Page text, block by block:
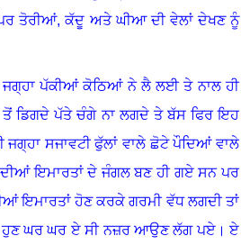
ਤੋਰੀਆਂ,ਕੱਦੂ ਅਤੇ ਘੀਆ ਦੀ ਵੇਲਾਂ ਦੇਖਣ ਨੂੰ
ਪੱਕੀਆਂ ਕੋਠਿਆਂ ਨੇ ਲੈ ਲਈ ਤੇ ਨਾਲ ਹੀ
ਡਿਗਦੇ ਪੱਤੇ ਚੰਗੇ ਨਾ ਲਗਦੇ ਤੇ ਬੱਸ ਫਿਰ ਇਹ
ਜਗ੍ਹਾ ਸਜਾਵਟੀ ਫੁੱਲਾਂ ਵਾਲੇ ਛੋਟੇ ਪੌਦਿਆਂ ਵਾਲੇ
ਦੀਆਂ ਇਮਾਰਤਾਂ ਦੇ ਜੰਗਲ ਬਣ ਹੀ ਗਏ ਸਨ ਪਰ
ਇਮਾਰਤਾਂ ਹੋਣ ਕਰਕੇ ਗਰਮੀ ਵੱਧ ਲਗਦੀ ਤਾਂ
ਹੁਣ ਘਰ ਘਰ ਏ ਸੀ ਨਜ਼ਰ ਆਉਣ ਲੱਗ ਪਏ।ਏ